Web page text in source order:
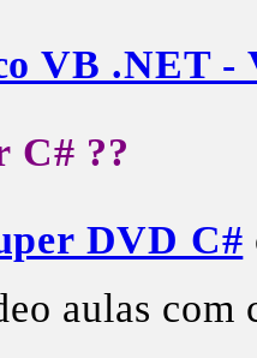
VB .NET -
C# ??
DVD C#
aulas com